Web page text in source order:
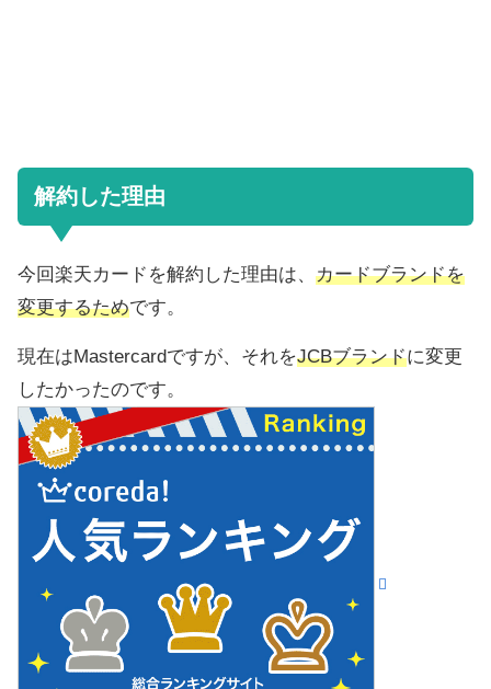
解約した理由
今回楽天カードを解約した理由は、 カードブランドを
変更するためです。
現在はMastercardですが、それをJCBブランドに変更
したかったのです。